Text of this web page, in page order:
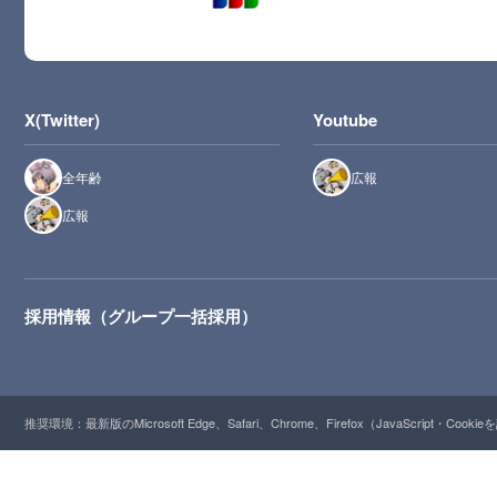
X(Twitter)
全年齢
広報
Youtube
広報
採用情報（グループ一括採用）
推奨環境：最新版のMicrosoft Edge、Safari、Chrome、Firefox（JavaScript・Cookie